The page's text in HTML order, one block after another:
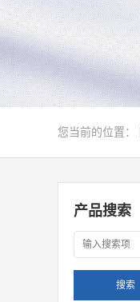
您当前的位置：
产品搜索